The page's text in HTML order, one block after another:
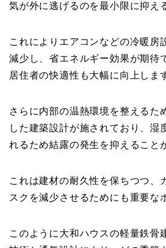
気が外に逃げるのを最小限に抑え
これによりエアコンなどの冷暖房
減少し、省エネルギー効果が期待
居住者の快適性も大幅に向上しま
さらに内部の温熱環境を整えるた
した建築設計が施されており、湿
れるため結露の発生を抑えること
これは建材の耐久性を保ちつつ、
スクを減少させるためにも重要な
このように大和ハウスの軽量鉄骨